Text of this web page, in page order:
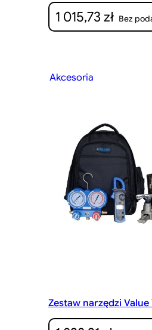
1 015,73 zł Bez
Akcesoria
Zestaw narzędzi Value